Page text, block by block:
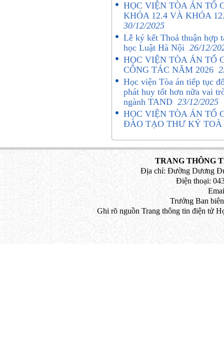
HỌC VIỆN TÒA ÁN TỔ
KHÓA 12.4 VÀ KHÓA
30/12/2025
Lễ ký kết Thoả thuận hợp
học Luật Hà Nội 26/12/
HỌC VIỆN TÒA ÁN TỔ
CÔNG TÁC NĂM 2026
Học viện Tòa án tiếp tục
phát huy tốt hơn nữa vai
ngành TAND 23/12/2025
HỌC VIỆN TÒA ÁN TỔ
ĐÀO TẠO THƯ KÝ
TRANG THÔNG
Địa chỉ: Đường Dương
Điện thoại:
Trưởng Ban
Ghi rõ nguồn Trang thông tin điện tử